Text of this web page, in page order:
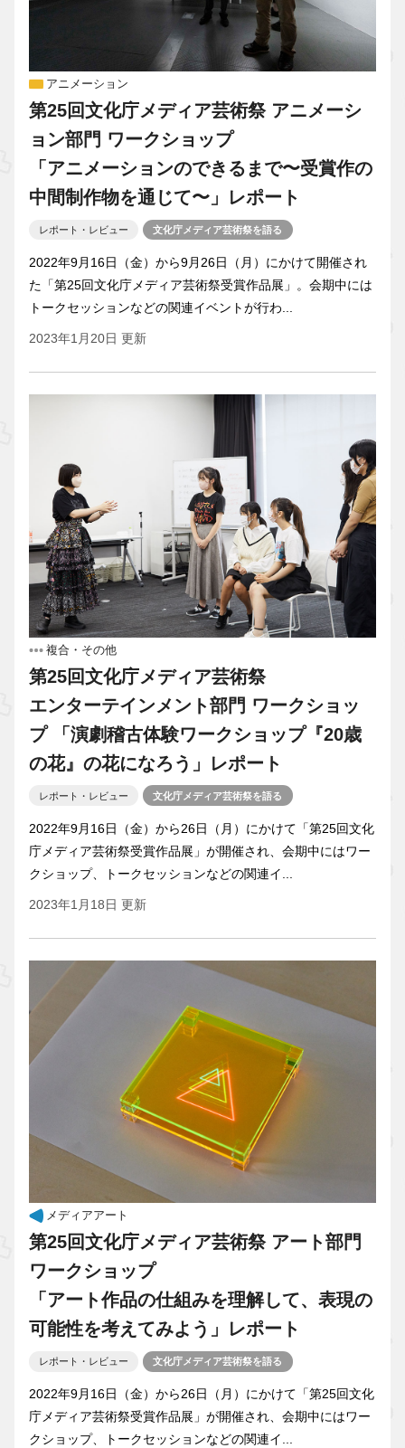
アニメーション
第25回文化庁メディア芸術祭 アニメーシ
ョン部門 ワークショップ
「アニメーションのできるまで〜受賞作の
中間制作物を通じて〜」レポート
レポート・レビュー 文化庁メディア芸術祭を語る
2022年9月16日（金）から9月26日（月）にかけて開催され
た「第25回文化庁メディア芸術祭受賞作品展」。会期中には
トークセッションなどの関連イベントが行わ...
2023年1月20日 更新
複合・その他
第25回文化庁メディア芸術祭
エンターテインメント部門 ワークショッ
プ 「演劇稽古体験ワークショップ『20歳
の花』の花になろう」レポート
レポート・レビュー 文化庁メディア芸術祭を語る
2022年9月16日（金）から26日（月）にかけて「第25回文化
庁メディア芸術祭受賞作品展」が開催され、会期中にはワー
クショップ、トークセッションなどの関連イ...
2023年1月18日 更新
メディアアート
第25回文化庁メディア芸術祭 アート部門
ワークショップ
「アート作品の仕組みを理解して、表現の
可能性を考えてみよう」レポート
レポート・レビュー 文化庁メディア芸術祭を語る
2022年9月16日（金）から26日（月）にかけて「第25回文化
庁メディア芸術祭受賞作品展」が開催され、会期中にはワー
クショップ、トークセッションなどの関連イ...